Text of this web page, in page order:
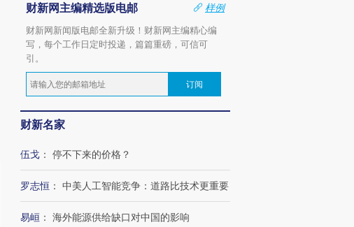
财新网主编精选版电邮
样例
财新网新闻版电邮全新升级！财新网主编精心编
写，每个工作日定时投递，篇篇重磅，可信可
引。
订阅
财新名家
伍戈 ： 停不下来的价格？
罗志恒 ： 中美人工智能竞争：道路比技术更重要
易峘 ： 海外能源供给缺口对中国的影响